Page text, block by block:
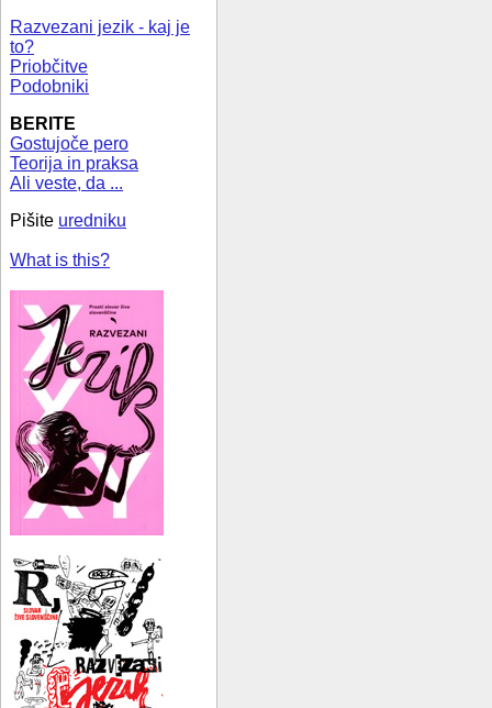
Razvezani jezik - kaj je
to?
Priobčitve
Podobniki
BERITE
Gostujoče pero
Teorija in praksa
Ali veste, da ...
Pišite uredniku
What is this?